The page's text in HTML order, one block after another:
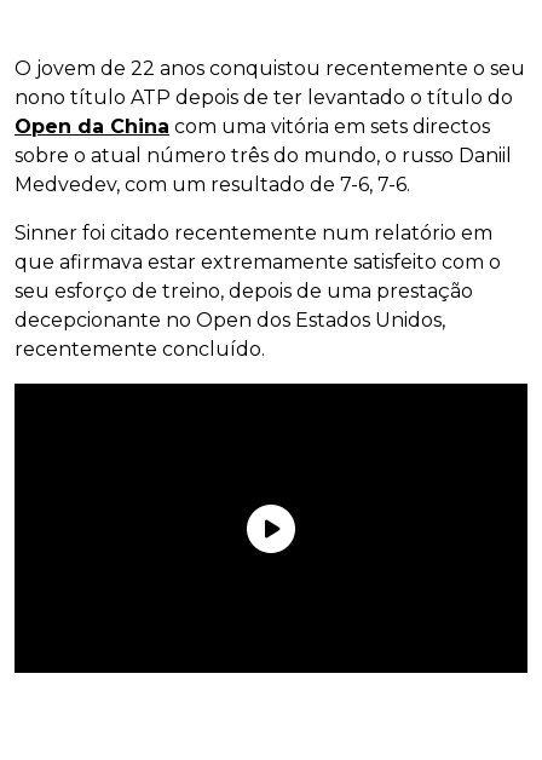
O jovem de 22 anos conquistou recentemente o seu
nono título ATP depois de ter levantado o título do
Open da China com uma vitória em sets directos
sobre o atual número três do mundo, o russo Daniil
Medvedev, com um resultado de 7-6, 7-6.
Sinner foi citado recentemente num relatório em
que afirmava estar extremamente satisfeito com o
seu esforço de treino, depois de uma prestação
decepcionante no Open dos Estados Unidos,
recentemente concluído.